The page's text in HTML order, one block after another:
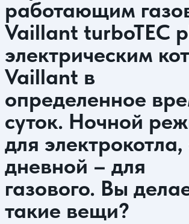
работающим
Vaillant turboTEC
электрическим
Vaillant в
определенное
суток. Ночной
для электрокотла,
дневной – для
газового. Вы
такие вещи?